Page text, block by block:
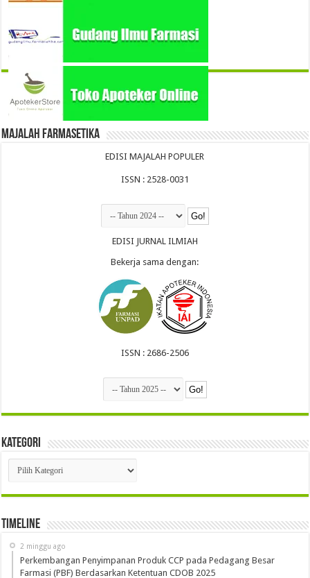
Majalah Farmasetika
EDISI MAJALAH POPULER
ISSN : 2528-0031
EDISI JURNAL ILMIAH
Bekerja sama dengan:
ISSN : 2686-2506
Kategori
Kategori
Timeline
2 minggu ago
Perkembangan Penyimpanan Produk CCP pada Pedagang Besar
Farmasi (PBF) Berdasarkan Ketentuan CDOB 2025